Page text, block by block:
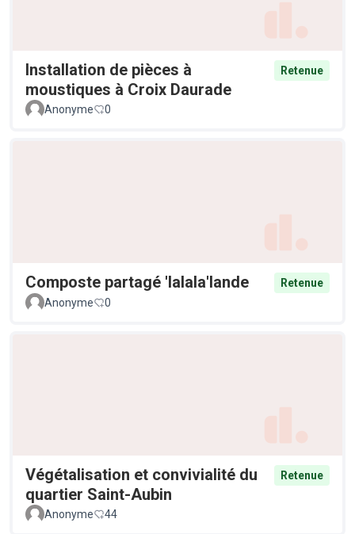
Installation de pièces à
moustiques à Croix Daurade
Retenue
Anonyme 0
Composte partagé 'lalala'lande
Retenue
Anonyme
0
Végétalisation et convivialité du
quartier Saint-Aubin
Retenue
Anonyme 44